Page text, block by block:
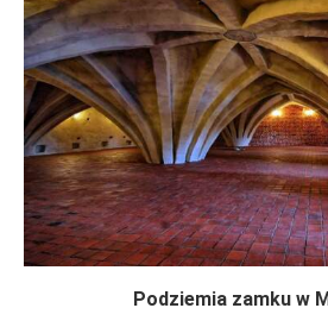
Podziemia zamku w